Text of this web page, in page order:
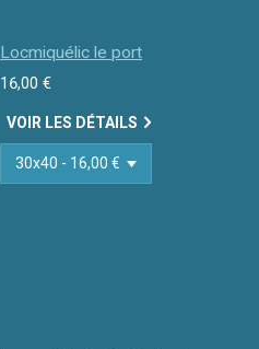
Locmiquélic le port
16,00 €
VOIR LES DÉTAILS